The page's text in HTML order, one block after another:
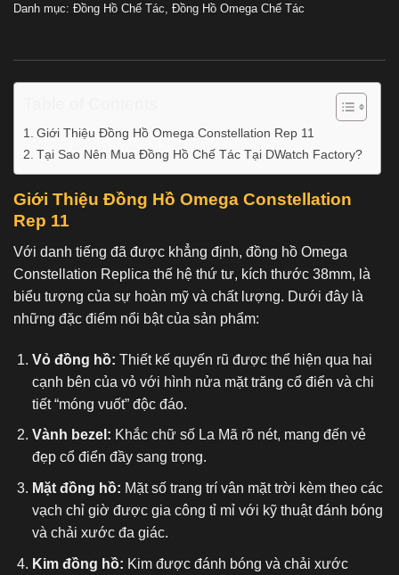
Danh mục: Đồng Hồ Chế Tác Đồng Hồ Omega Chế Tác
Giới Thiệu Đồng Hồ Omega Constellation Rep 11
Tại Sao Nên Mua Đồng Hồ Chế Tác Tại DWatch Factory?
Giới Thiệu Đồng Hồ Omega Constellation
Rep 11
Với danh tiếng đã được khẳng định, đồng hồ Omega
Constellation Replica thế hệ thứ tư, kích thước 38mm, là
biểu tượng của sự hoàn mỹ và chất lượng. Dưới đây là
những đặc điểm nổi bật của sản phẩm:
Vỏ đồng hồ: Thiết kế quyến rũ được thể hiện qua hai
cạnh bên của vỏ với hình nửa mặt trăng cổ điển và chi
tiết “móng vuốt” độc đáo.
Vành bezel: Khắc chữ số La Mã rõ nét, mang đến vẻ
đẹp cổ điển đầy sang trọng.
Mặt đồng hồ: Mặt số trang trí vân mặt trời kèm theo các
vạch chỉ giờ được gia công tỉ mỉ với kỹ thuật đánh bóng
và chải xước đa giác.
Kim đồng hồ: Kim được đánh bóng và chải xước